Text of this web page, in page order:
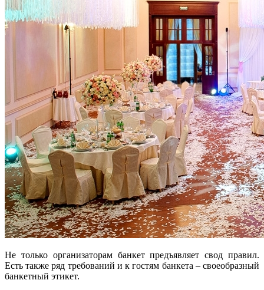
Не только организаторам банкет предъявляет свод правил.
Есть также ряд требований и к гостям банкета – своеобразный
банкетный этикет.